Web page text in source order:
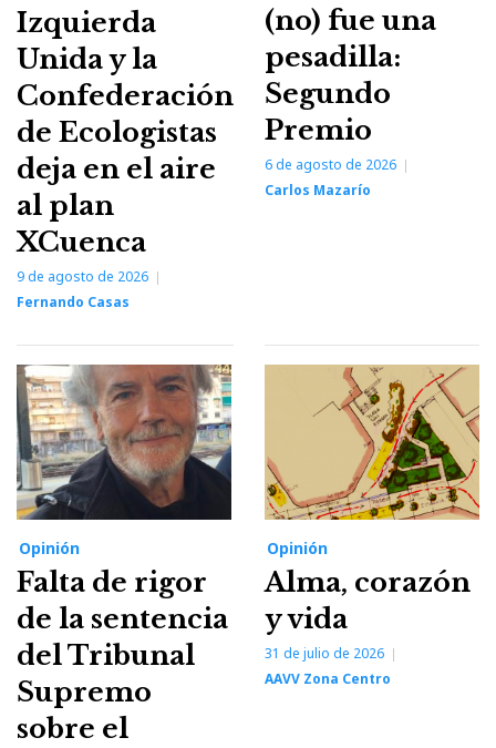
Izquierda
Unida y la
Confederación
de Ecologistas
deja en el aire
al plan
XCuenca
9 de agosto de 2026
Fernando Casas
(no) fue una
pesadilla:
Segundo
Premio
6 de agosto de 2026
Carlos Mazarío
Opinión
Falta de rigor
de la sentencia
del Tribunal
Supremo
sobre el
Opinión
Alma, corazón
y vida
31 de julio de 2026
AAVV Zona Centro